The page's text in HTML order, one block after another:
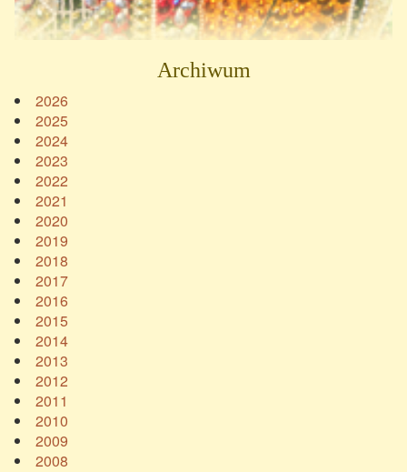
Archiwum
2026
2025
2024
2023
2022
2021
2020
2019
2018
2017
2016
2015
2014
2013
2012
2011
2010
2009
2008